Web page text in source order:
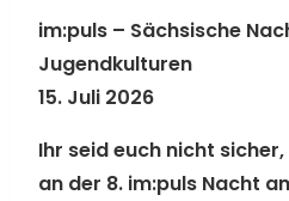
im:puls – Sächsische
Jugendkulturen
15. Juli 2026
Ihr seid euch nicht
an der 8. im:puls Nacht